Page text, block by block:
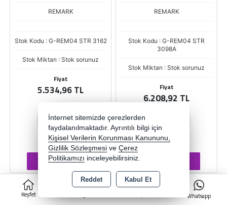
Keşfet
0
Whatsapp
REMARK
Stok Kodu : G-REM04 STR 3162
Stok Miktarı : Stok sorunuz
Fiyat
5.534,96 TL
+
ADET
Sepete Ekle
REMARK
Stok Kodu : G-REM04 STR
3098A
Stok Miktarı : Stok sorunuz
Fiyat
6.208,92 TL
ADET
İnternet sitemizde çerezlerden
faydalanılmaktadır. Ayrıntılı bilgi için
Kişisel Verilerin Korunması Kanununu,
Gizlilik Sözleşmesi ve Çerez
Politikamızı inceleyebilirsiniz.
Reddet Kabul Et